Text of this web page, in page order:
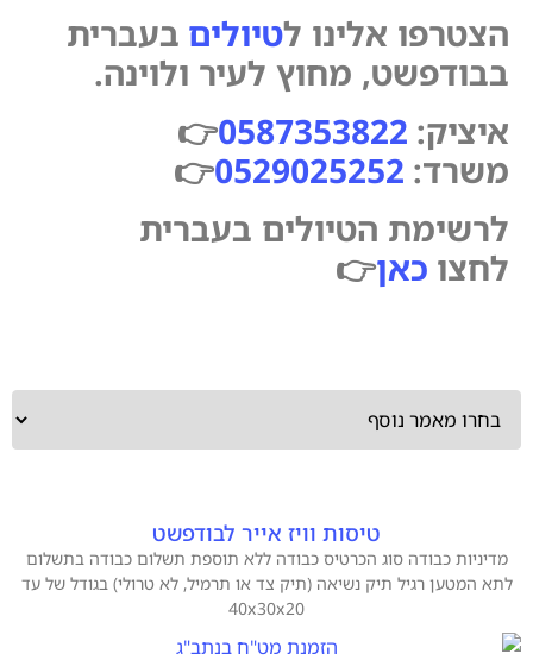
הצטרפו אלינו לטיולים בעברית
בבודפשט, מחוץ לעיר ולוינה.
איציק: 0587353822
👉
משרד: 0529025252
👉
לרשימת הטיולים בעברית
לחצו כאן👉
טיסות וויז אייר לבודפשט
מדיניות כבודה סוג הכרטיס כבודה ללא תוספת תשלום כבודה בתשלום
לתא המטען רגיל תיק נשיאה (תיק צד או תרמיל, לא טרולי) בגודל של עד
40x30x20